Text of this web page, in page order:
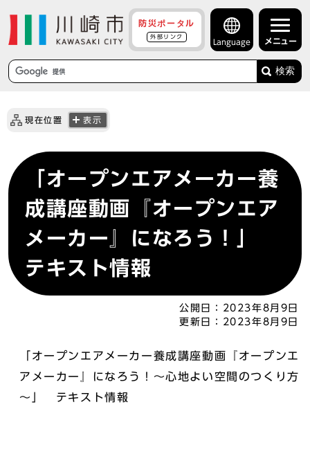
防災ポータル
外部リンク
Language メニュー
検索
現在位置 表示
「オープンエアメーカー養
成講座動画『オープンエア
メーカー』になろう！」
テキスト情報
公開日：
2023年8月9日
更新日：
2023年8月9日
「オープンエアメーカー養成講座動画『オープンエ
アメーカー』になろう！～心地よい空間のつくり方
～」 テキスト情報